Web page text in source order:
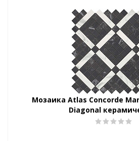
Мозаика Atlas Concorde
Diagonal